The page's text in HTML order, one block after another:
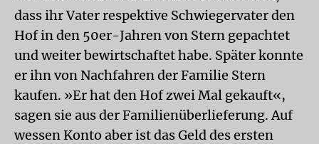
dass ihr Vater respektive Schwiegervater den
Hof in den 50er-Jahren von Stern gepachtet
und weiter bewirtschaftet habe. Später konnte
er ihn von Nachfahren der Familie Stern
kaufen. »Er hat den Hof zwei Mal gekauft«,
sagen sie aus der Familienüberlieferung. Auf
wessen Konto aber ist das Geld des ersten